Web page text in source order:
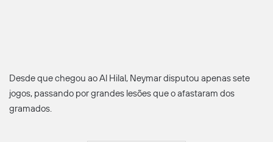
Desde que chegou ao Al Hilal, Neymar disputou apenas sete
jogos, passando por grandes lesões que o afastaram dos
gramados.